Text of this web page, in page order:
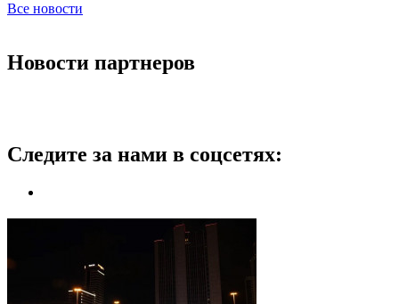
Все новости
Новости партнеров
Следите за нами в соцсетях: